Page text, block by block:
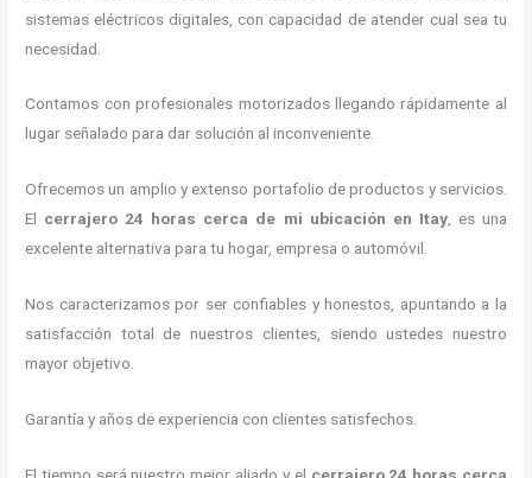
sistemas eléctricos digitales, con capacidad de atender cual sea tu
necesidad.
Contamos con profesionales motorizados llegando rápidamente al
lugar señalado para dar solución al inconveniente.
Ofrecemos un amplio y extenso portafolio de productos y servicios.
El cerrajero 24 horas cerca de mi ubicación en Itay, es una
excelente alternativa para tu hogar, empresa o automóvil.
Nos caracterizamos por ser confiables y honestos, apuntando a la
satisfacción total de nuestros clientes, siendo ustedes nuestro
mayor objetivo.
Garantía y años de experiencia con clientes satisfechos.